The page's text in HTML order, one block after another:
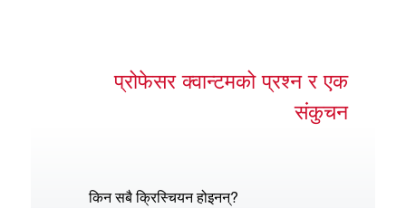
प्रोफेसर क्वान्टमको प्रश्न र एक
संकुचन
किन सबै क्रिस्चियन होइनन्?